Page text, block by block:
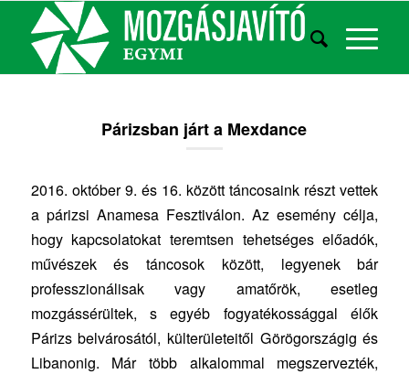
Párizsban járt a Mexdance
2016. október 9. és 16. között táncosaink részt vettek
a párizsi Anamesa Fesztiválon. Az esemény célja,
hogy kapcsolatokat teremtsen tehetséges előadók,
művészek és táncosok között, legyenek bár
professzionálisak vagy amatőrök, esetleg
mozgássérültek, s egyéb fogyatékossággal élők
Párizs belvárosától, külterületeitől Görögországig és
Libanonig. Már több alkalommal megszervezték,